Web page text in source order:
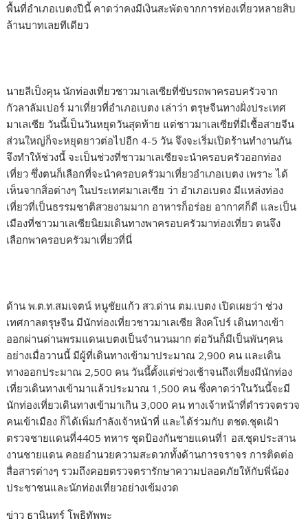
พื้นที่อำเภอเบตงปีนี้ คาดว่าคงมีเงินสะพัดจากการท่องเที่ยวหลายสิบ
ล้านบาทเลยทีเดียว
นายลีเป็งคุน นักท่องเที่ยวชาวมาเลเซียที่ขับรถพาครอบครัวจาก
กัวลาลัมเปอร์ มาเที่ยวที่อำเภอเบตง เล่าว่า ตรุษจีนทางฝั่งประเทศ
มาเลเซีย วันนี้เป็นวันหยุดวันสุดท้าย แต่ชาวมาเลเซียที่มีเชื้อสายจีน
ส่วนใหญ่ก็จะหยุดยาวต่อไปอีก 4-5 วัน จึงจะเริ่มเปิดร้านทำงานกัน
จึงทำให้ช่วงนี้ จะเป็นช่วงที่ชาวมาเลเซียจะนำครอบครัวออกท่อง
เที่ยว ซึ่งตนก็เลือกที่จะนำครอบครัวมาเที่ยวอำเภอเบตง เพราะ ได้
เห็นจากสิ่อต่างๆ ในประเทศมาเลเซีย ว่า อำเภอเบตง มีแหล่งท่อง
เที่ยวที่เป็นธรรมชาติสวยงามมาก อาหารก็อร่อย อากาศก็ดี และเป็น
เมืองที่ชาวมาเลเซียนิยมเดินทางพาครอบครัวมาท่องเที่ยว ตนจึง
เลือกพาครอบครัวมาเที่ยวที่นี่
ด้าน พ.ต.ท.สมเจตน์ หนูชัยแก้ว สว.ด่าน ตม.เบตง เปิดเผยว่า ช่วง
เทศกาลตรุษจีน มีนักท่องเที่ยวชาวมาเลเซีย สิงคโปร์ เดินทางเข้า
ออกผ่านด่านพรมแดนเบตงเป็นจำนวนมาก ต่อวันก็มีเป็นพันๆคน
อย่างเมื่อวานนี้ มีผู้ที่เดินทางเข้ามาประมาณ 2,900 คน และเดิน
ทางออกประมาณ 2,500 คน วันนี้ตั้งแต่ช่วงเช้าจนถึงเที่ยงมีนักท่อง
เที่ยวเดินทางเข้ามาแล้วประมาณ 1,500 คน ซึ่งคาดว่าในวันนี้จะมี
นักท่องเที่ยวเดินทางเข้ามาเกิน 3,000 คน ทางเจ้าหน้าที่ตำรวจตรวจ
คนเข้าเมือง ก็ได้เพิ่มกำลังเจ้าหน้าที่ และได้ร่วมกับ ตชด.ชุดเฝ้า
ตรวจชายแดนที่4405 ทหาร ชุดป้องกันชายแดนที่1 อส.ชุดประสาน
งานชายแดน คอยอำนวยความสะดวกทั้งด้านการจราจร การติดต่อ
สื่อสารต่างๆ รวมถึงคอยตรวจตรารักษาความปลอดภัยให้กับพี่น้อง
ประชาชนและนักท่องเที่ยวอย่างเข้มงวด
ข่าว ธานินทร์ โพธิทัพพะ